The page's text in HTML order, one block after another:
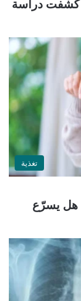
كشفت دراسة
تغذية
هل يسرّع